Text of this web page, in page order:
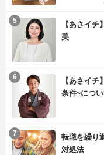
【あさイ
美
5
【あさイ
条件~につ
6
転職を繰り
対処法
7